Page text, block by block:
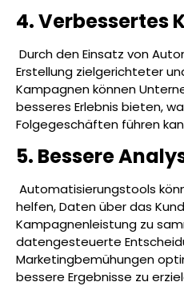
4. Verbessertes
Durch den Einsatz von
Erstellung zielgerichteter
Kampagnen können
besseres Erlebnis bieten,
Folgegeschäften führen
5. Bessere
Automatisierungstools
helfen, Daten über das
Kampagnenleistung zu
datengesteuerte
Marketingbemühungen
bessere Ergebnisse zu